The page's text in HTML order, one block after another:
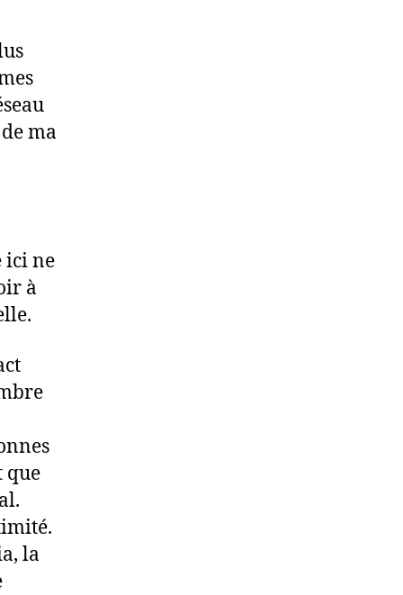
ma
ici ne
à
que
la